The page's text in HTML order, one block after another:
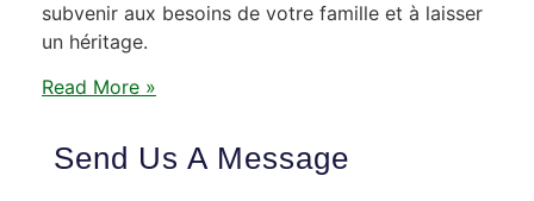
subvenir aux besoins de votre famille et à laisser
un héritage.
Read More »
Send Us A Message